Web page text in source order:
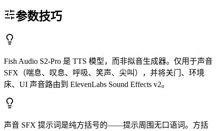
参数技巧
Fish Audio S2-Pro 是 TTS 模型，而非拟音生成器。仅用于声音
SFX（喘息、叹息、呼吸、笑声、尖叫），并将关门、环境
床、UI 声音路由到 ElevenLabs Sound Effects v2。
声音 SFX 提示词是纯方括号的——提示周围无口语词。方括